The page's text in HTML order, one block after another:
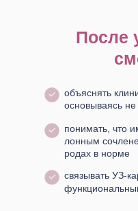
После
объяснять
основываясь
связывать УЗ-
понимать, что
лонным
родах в норме